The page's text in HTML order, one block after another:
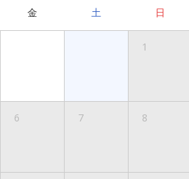
金 土 日
1
6 7 8